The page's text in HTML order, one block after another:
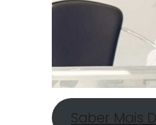
Saber Mais